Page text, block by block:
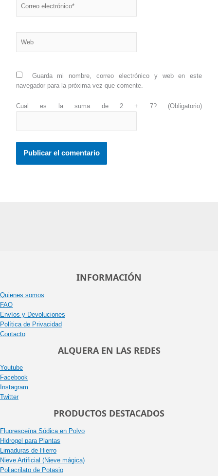
electrónico*
Guarda mi nombre, correo electrónico y web en este
navegador para la próxima vez que comente.
Cual es la suma de 2 + 7? (Obligatorio)
INFORMACIÓN
Quienes somos
FAQ
Envíos y Devoluciones
Política de Privacidad
Contacto
ALQUERA EN LAS REDES
Youtube
Facebook
Instagram
Twitter
PRODUCTOS DESTACADOS
Fluoresceína Sódica en Polvo
Hidrogel para Plantas
Limaduras de Hierro
Nieve Artificial (Nieve mágica)
Poliacrilato de Potasio